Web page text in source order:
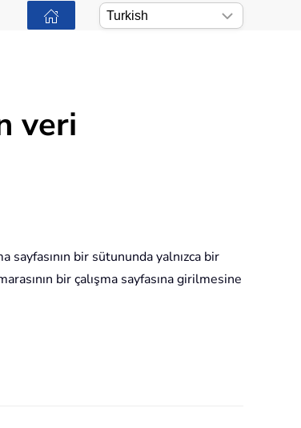
veri
sayfasının bir sütununda yalnızca bir
bir çalışma sayfasına girilmesine